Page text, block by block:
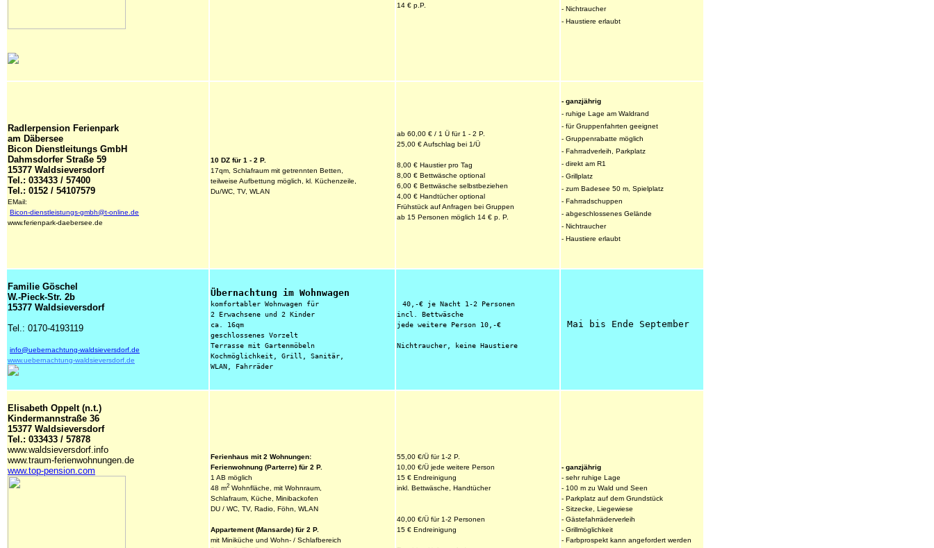
14 € p.P.
- Nichtraucher
- Haustiere erlaubt
Radlerpension Ferienpark
am Däbersee
Bicon Dienstleitungs GmbH
Dahmsdorfer Straße 59
15377 Waldsieversdorf
Tel.: 033433 / 57400
Tel.: 0152 / 54107579
EMail:
Bicon-dienstleistungs-gmbh@t-online.de
www.ferienpark-daebersee.de
10 DZ für 1 - 2 P.
17qm, Schlafraum mit getrennten Betten,
teilweise Aufbettung möglich, kl. Küchenzeile,
Du/WC, TV, WLAN
ab 60,00 € / 1 Ü für 1 - 2 P.
25,00 € Aufschlag bei 1/Ü
8,00 € Haustier pro Tag
8,00 € Bettwäsche optional
6,00 € Bettwäsche selbstbeziehen
4,00 € Handtücher optional
Frühstück auf Anfragen bei Gruppen
ab 15 Personen möglich 14 € p. P.
- ganzjährig
- ruhige Lage am Waldrand
- für Gruppenfahrten geeignet
- Gruppenrabatte möglich
- Fahrradverleih, Parkplatz
- direkt am R1
- Grillplatz
- zum Badesee 50 m, Spielplatz
- Fahrradschuppen
- abgeschlossenes Gelände
- Nichtraucher
- Haustiere erlaubt
Familie Göschel
W.-Pieck-Str. 2b
15377 Waldsieversdorf
Tel.: 0170-4193119
info@uebernachtung-waldsieversdorf.de
www.uebernachtung-waldsieversdorf.de
Übernachtung im Wohnwagen
komfortabler Wohnwagen für
2 Erwachsene und 2 Kinder
ca. 16qm
geschlossenes Vorzelt
Terrasse mit Gartenmöbeln
Kochmöglichkeit, Grill, Sanitär,
WLAN, Fahrräder
40,-€ je Nacht 1-2 Personen
incl. Bettwäsche
jede weitere Person 10,-€
Nichtraucher, keine Haustiere
Mai bis Ende September
Elisabeth Oppelt (n.t.)
Kindermannstraße 36
15377 Waldsieversdorf
Tel.: 033433 / 57878
www.waldsieversdorf.info
www.traum-ferienwohnungen.de
www.top-pension.com
Ferienhaus mit 2 Wohnungen:
Ferienwohnung (Parterre) für 2 P.
1 AB möglich
48 m2 Wohnfläche, mit Wohnraum,
Schlafraum, Küche, Minibackofen
DU / WC, TV, Radio, Föhn, WLAN
Appartement (Mansarde) für 2 P.
mit Miniküche und Wohn- / Schlafbereich
55,00 €/Ü für 1-2 P.
10,00 €/Ü jede weitere Person
15 € Endreinigung
inkl. Bettwäsche, Handtücher
40,00 €/Ü für 1-2 Personen
15 € Endreinigung
- ganzjährig
- sehr ruhige Lage
- 100 m zu Wald und Seen
- Parkplatz auf dem Grundstück
- Sitzecke, Liegewiese
- Gästefahrräderverleih
- Grillmöglichkeit
- Farbprospekt kann angefordert werden